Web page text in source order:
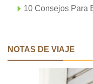
NOTAS DE VIAJE